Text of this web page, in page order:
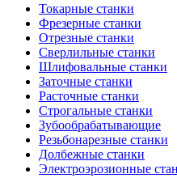
Токарные станки
Фрезерные станки
Отрезные станки
Сверлильные станки
Шлифовальные станки
Заточные станки
Расточные станки
Строгальные станки
Зубообрабатывающие
Резьбонарезные станки
Долбежные станки
Электроэрозионные